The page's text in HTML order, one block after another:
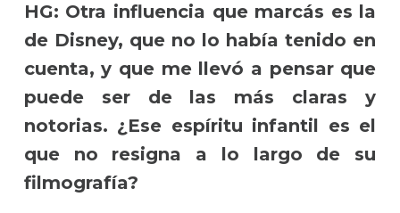
HG: Otra influencia que marcás es la
de Disney, que no lo había tenido en
cuenta, y que me llevó a pensar que
puede ser de las más claras y
notorias. ¿Ese espíritu infantil es el
que no resigna a lo largo de su
filmografía?